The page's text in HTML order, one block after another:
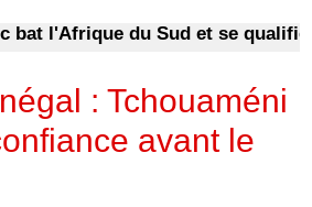
l'Afrique du Sud et se qualifie
: Tchouaméni
avant le